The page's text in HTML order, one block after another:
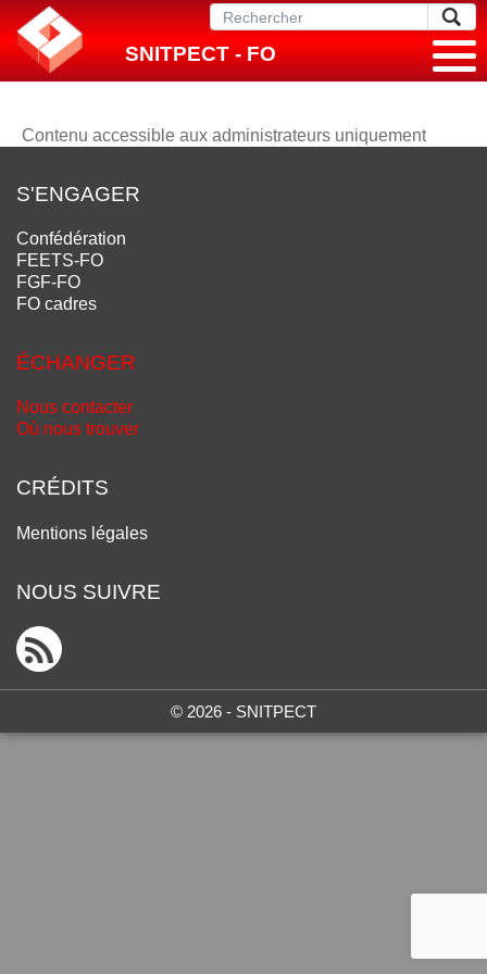
SNITPECT - FO
Contenu accessible aux administrateurs uniquement
S'ENGAGER
Confédération
FEETS-FO
FGF-FO
FO cadres
ÉCHANGER
Nous contacter
Où nous trouver
CRÉDITS
Mentions légales
NOUS SUIVRE
© 2026 - SNITPECT